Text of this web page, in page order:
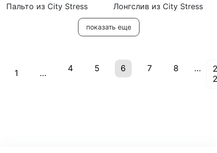
Пальто из City Stress
Лонгслив из City Stress
показать еще
1 … 4 5 6(current)
7 8 …
2
2